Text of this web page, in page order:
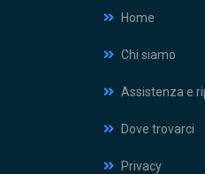
Home
Chi siamo
Assistenza e
Dove trovarci
Privacy